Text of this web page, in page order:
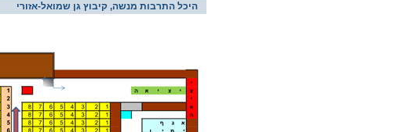
היכל התרבות מנשה, קיבוץ גן שמואל-אזורי